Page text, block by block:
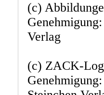
(c)
Verlag
(c) ZACK-